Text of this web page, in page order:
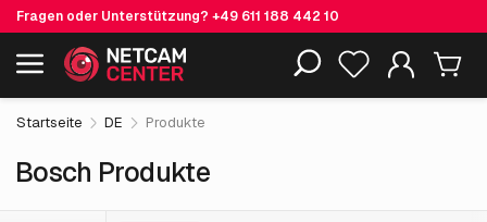
Fragen oder Unterstützung? +49 611 188 442 10
Einschließlich EOL-Produkte
Startseite DE Produkte
Bosch Produkte